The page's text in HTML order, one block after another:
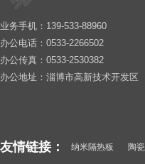
业务手机：139-533-88960
办公电话：0533-2266502
办公传真：0533-2530382
办公地址：淄博市高新技术开发区
友情链接： 纳米隔热板 陶